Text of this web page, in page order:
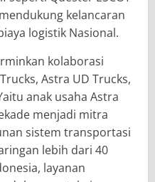
kelancaran
logistik Nasional.
kolaborasi
Astra UD Trucks,
anak usaha Astra
menjadi mitra
sistem transportasi
lebih dari 40
layanan